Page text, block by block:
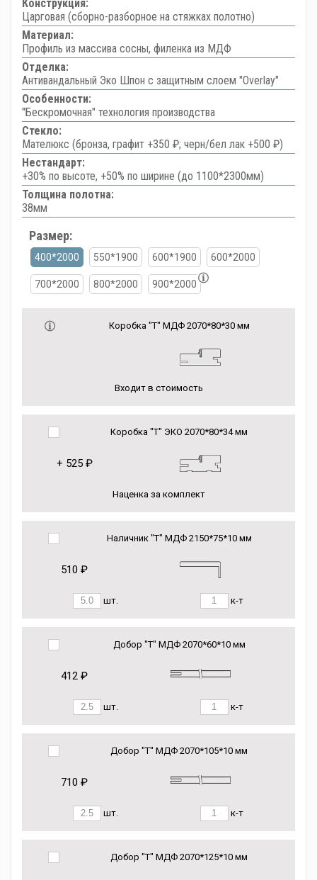
Конструкция:
Царговая (сборно-разборное на стяжках полотно)
Материал:
Профиль из массива сосны, филенка из МДФ
Отделка:
Антивандальный Эко Шпон с защитным слоем "Overlay"
Особенности:
"Бескромочная" технология производства
Стекло:
Мателюкс (бронза, графит +350 ₽; черн/бел лак +500 ₽)
Нестандарт:
+30% по высоте, +50% по ширине (до 1100*2300мм)
Толщина полотна:
38мм
Размер:
400*2000 550*1900 600*1900 600*2000
700*2000 800*2000 900*2000
Коробка "Т" МДФ 2070*80*30 мм
Входит в стоимость
Коробка "Т" ЭКО 2070*80*34 мм
+ 525 ₽
Наценка за комплект
Наличник "Т" МДФ 2150*75*10 мм
510 ₽
шт. к-т
Добор "Т" МДФ 2070*60*10 мм
412 ₽
шт. к-т
Добор "Т" МДФ 2070*105*10 мм
710 ₽
шт. к-т
Добор "Т" МДФ 2070*125*10 мм